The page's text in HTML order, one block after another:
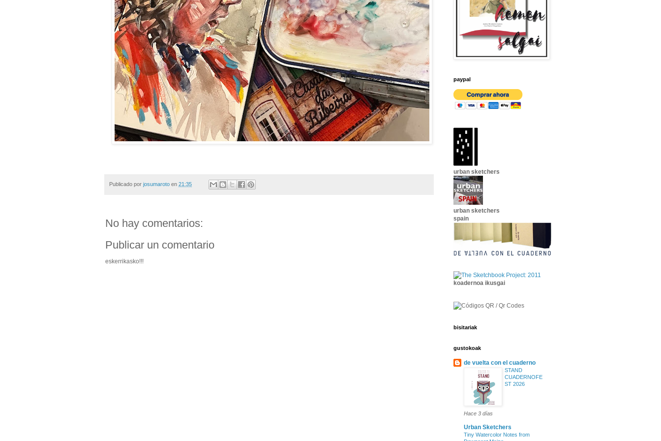
Publicado por josumaroto en 21:35
No hay comentarios:
Publicar un comentario
eskerrikasko!!!
paypal
urban sketchers
urban sketchers
spain
koadernoa ikusgai
bisitariak
gustokoak
de vuelta con el cuaderno
STAND
CUADERNOFE
ST 2026
Hace 3 días
Urban Sketchers
Tiny Watercolor Notes from